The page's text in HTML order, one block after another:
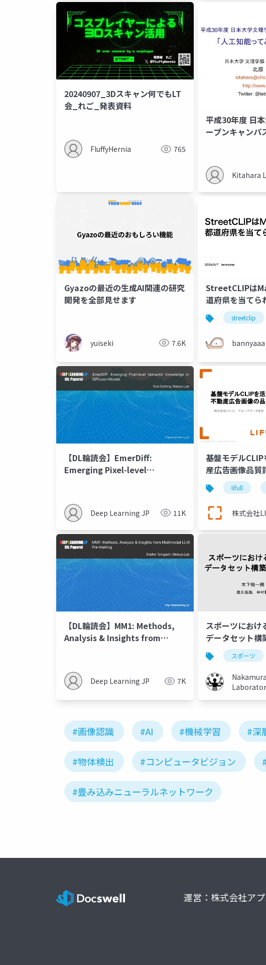
20240907_3Dスキャン何でもLT
会_れご_発表資料
FluffyHernia 765
平成30年度 日
ープンキャンパ
Kitahara
Gyazoの最近の生成AI関連の研究
開発を全部見せます
yuiseki 7.6K
StreetCLIPは
道府県を当てら
streetclip
bannyaaa
【DL輪読会】EmerDiff:
Emerging Pixel-level
Deep Learning JP 11K
基盤モデル
産広告画像品質
lifull
株式会社
【DL輪読会】MM1: Methods,
Analysis & Insights from
Deep Learning JP 7K
スポーツにおけ
データセット構
討
スポーツ
Nakamura
#画像認識 #AI #機械学習 #深
#物体検出 #コンピュータビジョン
#畳み込みニューラルネットワーク
運営：株式会社ア